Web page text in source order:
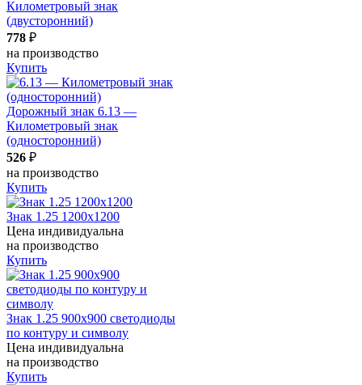
Километровый знак
(двусторонний)
778 ₽
на производство
Купить
Дорожный знак 6.13 —
Километровый знак
(односторонний)
526 ₽
на производство
Купить
Знак 1.25 1200x1200
Цена индивидуальна
на производство
Купить
Знак 1.25 900x900 светодиоды
по контуру и символу
Цена индивидуальна
на производство
Купить